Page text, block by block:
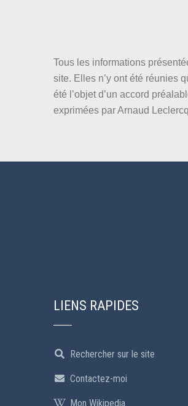
Tous les informations
site. Elles n’y ont été réunies
été l’objet d’un accord
exprimées par Arnaud
LIENS RAPIDES
Rechercher sur le site
Contactez-moi
Mon Wikipedia